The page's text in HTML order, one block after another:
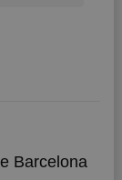
Barcelona